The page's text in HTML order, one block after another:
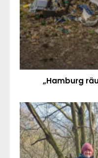
„Hamburg